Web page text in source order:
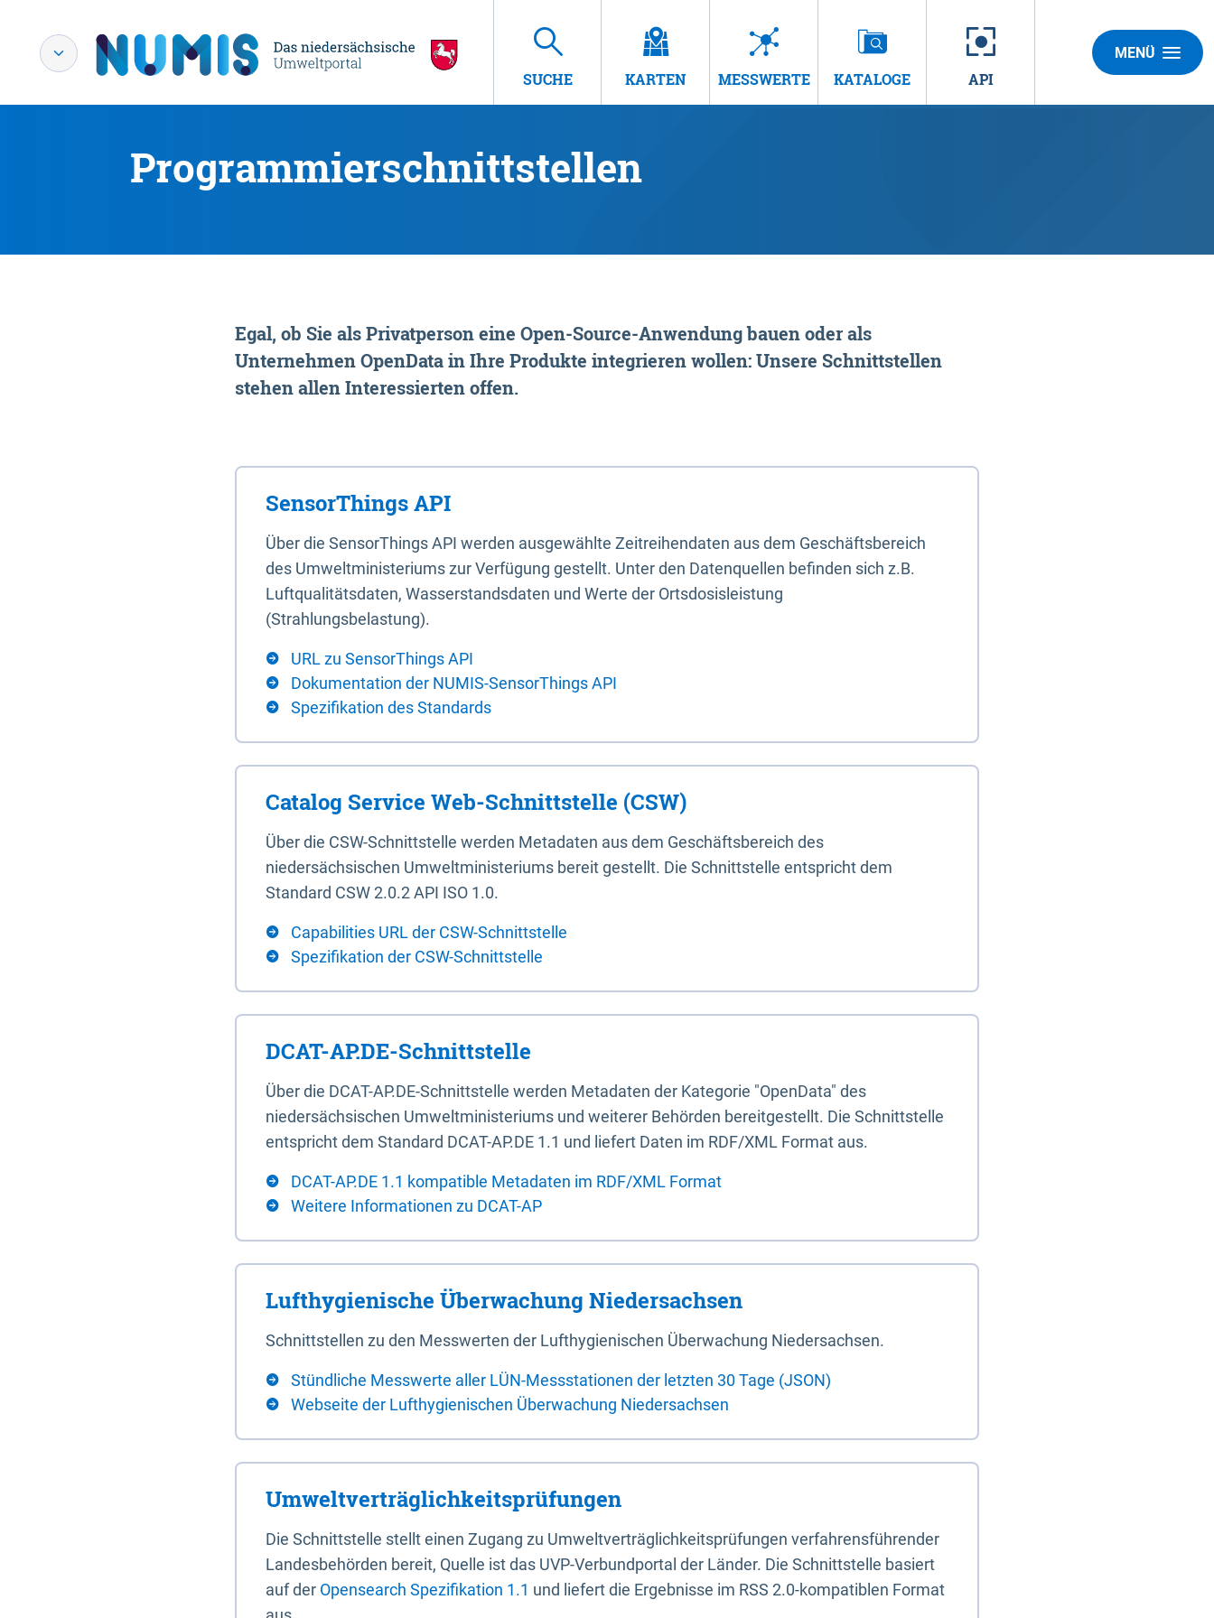
SUCHE KARTEN MESSWERTE KATALOGE API
MENÜ
Programmierschnittstellen
Egal, ob Sie als Privatperson eine Open-Source-Anwendung bauen oder als
Unternehmen OpenData in Ihre Produkte integrieren wollen: Unsere Schnittstellen
stehen allen Interessierten offen.
SensorThings API
Über die SensorThings API werden ausgewählte Zeitreihendaten aus dem Geschäftsbereich
des Umweltministeriums zur Verfügung gestellt. Unter den Datenquellen befinden sich z.B.
Luftqualitätsdaten, Wasserstandsdaten und Werte der Ortsdosisleistung
(Strahlungsbelastung).
URL zu SensorThings API
Dokumentation der NUMIS-SensorThings API
Spezifikation des Standards
Catalog Service Web-Schnittstelle (CSW)
Über die CSW-Schnittstelle werden Metadaten aus dem Geschäftsbereich des
niedersächsischen Umweltministeriums bereit gestellt. Die Schnittstelle entspricht dem
Standard CSW 2.0.2 API ISO 1.0.
Capabilities URL der CSW-Schnittstelle
Spezifikation der CSW-Schnittstelle
DCAT-AP.DE-Schnittstelle
Über die DCAT-AP.DE-Schnittstelle werden Metadaten der Kategorie "OpenData" des
niedersächsischen Umweltministeriums und weiterer Behörden bereitgestellt. Die Schnittstelle
entspricht dem Standard DCAT-AP.DE 1.1 und liefert Daten im RDF/XML Format aus.
DCAT-AP.DE 1.1 kompatible Metadaten im RDF/XML Format
Weitere Informationen zu DCAT-AP
Lufthygienische Überwachung Niedersachsen
Schnittstellen zu den Messwerten der Lufthygienischen Überwachung Niedersachsen.
Stündliche Messwerte aller LÜN-Messstationen der letzten 30 Tage (JSON)
Webseite der Lufthygienischen Überwachung Niedersachsen
Umweltverträglichkeitsprüfungen
Die Schnittstelle stellt einen Zugang zu Umweltverträglichkeitsprüfungen verfahrensführender
Landesbehörden bereit, Quelle ist das UVP-Verbundportal der Länder. Die Schnittstelle basiert
auf der Opensearch Spezifikation 1.1 und liefert die Ergebnisse im RSS 2.0-kompatiblen Format